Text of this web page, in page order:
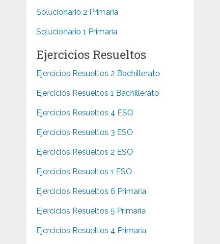
Solucionario 2 Primaria
Solucionario 1 Primaria
Ejercicios Resueltos
Ejercicios Resueltos 2 Bachillerato
Ejercicios Resueltos 1 Bachillerato
Ejercicios Resueltos 4 ESO
Ejercicios Resueltos 3 ESO
Ejercicios Resueltos 2 ESO
Ejercicios Resueltos 1 ESO
Ejercicios Resueltos 6 Primaria
Ejercicios Resueltos 5 Primaria
Ejercicios Resueltos 4 Primaria